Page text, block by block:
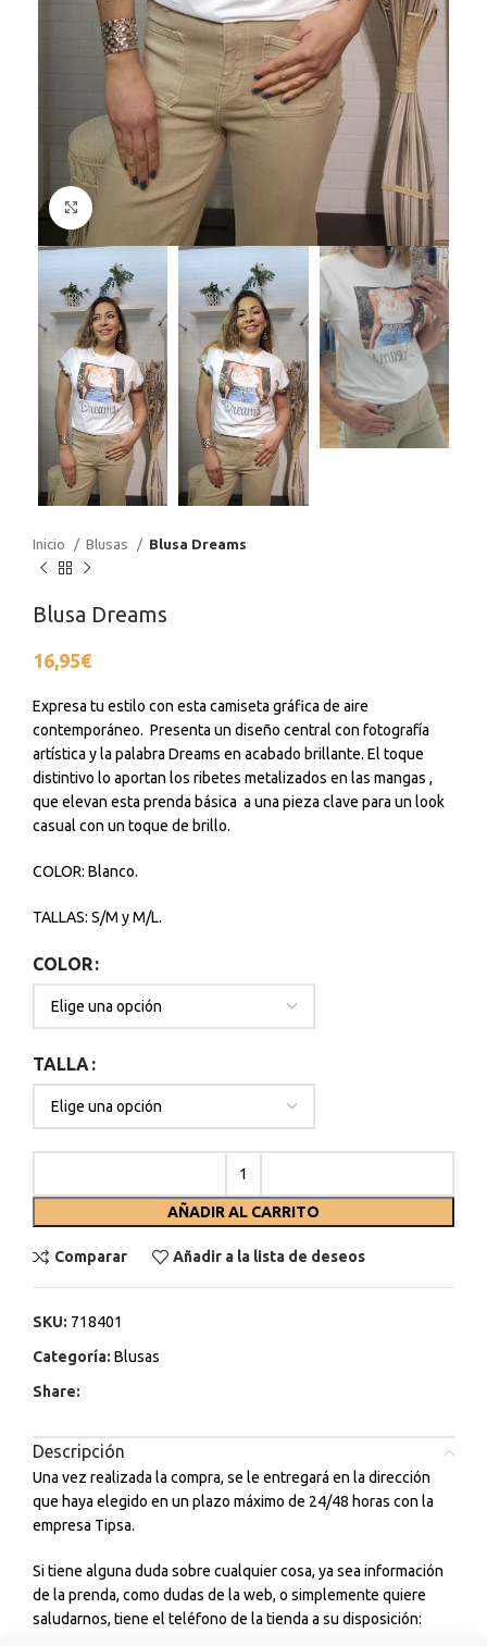
Haga Click para agrandar
Inicio Blusas Blusa Dreams
Blusa Dreams
16,95€
Expresa tu estilo con esta camiseta gráfica de aire
contemporáneo. Presenta un diseño central con fotografía
artística y la palabra Dreams en acabado brillante. El toque
distintivo lo aportan los ribetes metalizados en las mangas ,
que elevan esta prenda básica a una pieza clave para un look
casual con un toque de brillo.
COLOR: Blanco.
TALLAS: S/M y M/L.
COLOR
TALLA
AÑADIR AL CARRITO
Comparar Añadir a la lista de deseos
SKU: 718401
Categoría: Blusas
Share:
Descripción
Una vez realizada la compra, se le entregará en la dirección
que haya elegido en un plazo máximo de 24/48 horas con la
empresa Tipsa.
Si tiene alguna duda sobre cualquier cosa, ya sea información
de la prenda, como dudas de la web, o simplemente quiere
saludarnos, tiene el teléfono de la tienda a su disposición: